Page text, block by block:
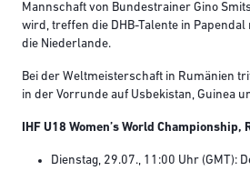
Mannschaft von Bundestrainer Gino
wird, treffen die DHB-Talente in
die Niederlande.
Bei der Weltmeisterschaft in Rumänien
in der Vorrunde auf Usbekistan, Guinea
IHF U18 Women’s World Championship,
Dienstag, 29.07., 11:00 Uhr (GMT):